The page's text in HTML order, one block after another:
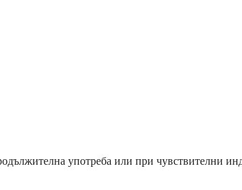
употреба или при чувствителни